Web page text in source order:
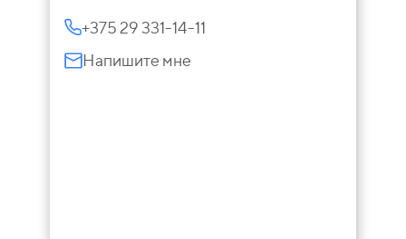
+375 29 331-14-11
Напишите мне